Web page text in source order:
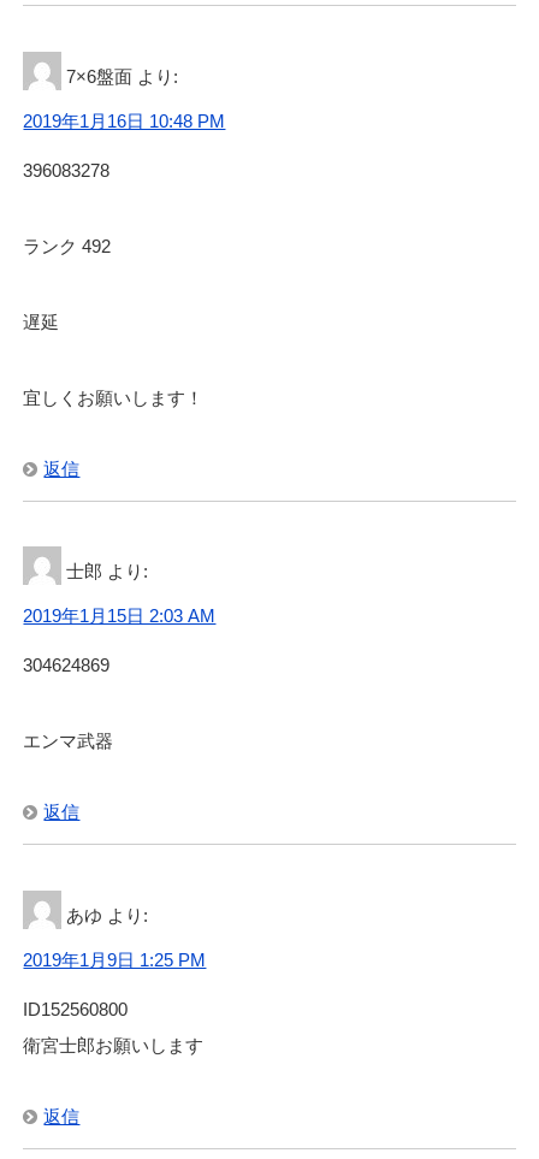
7×6盤面 より:
2019年1月16日 10:48 PM
396083278
ランク 492
遅延
宜しくお願いします！
返信
士郎 より:
2019年1月15日 2:03 AM
304624869
エンマ武器
返信
あゆ より:
2019年1月9日 1:25 PM
ID152560800
衛宮士郎お願いします
返信